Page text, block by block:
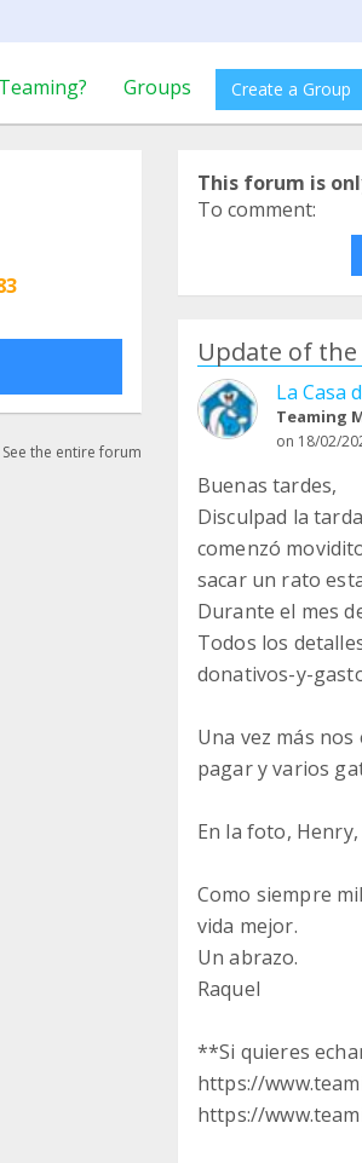
Groups Create a Group
See the entire forum
This forum is
To comment:
Update of the
La Casa
Teaming
on 18/02/
Buenas tardes,
Disculpad la
comenzó
sacar un rato
Durante el mes
Todos los
donativos-y-
Una vez más
pagar y varios
En la foto,
Como siempre
vida mejor.
Un abrazo.
Raquel
**Si quieres
https://
https://